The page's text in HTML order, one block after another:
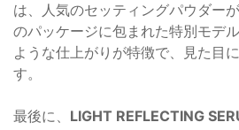
は、人気のセッティングパウダー
のパッケージに包まれた特別モデ
ような仕上がりが特徴で、見た目
す。
最後に、 LIGHT REFLECTING